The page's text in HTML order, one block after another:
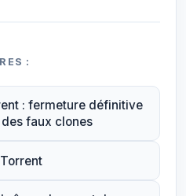
:
: fermeture définitive
faux clones